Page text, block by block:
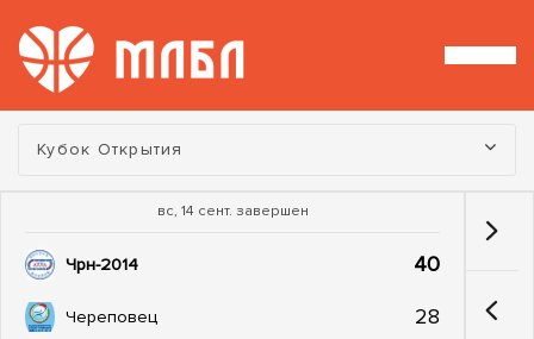
Турнир:
Кубок Открытия
вс, 14 сент. завершен
Чрн-2014 40
Череповец 28